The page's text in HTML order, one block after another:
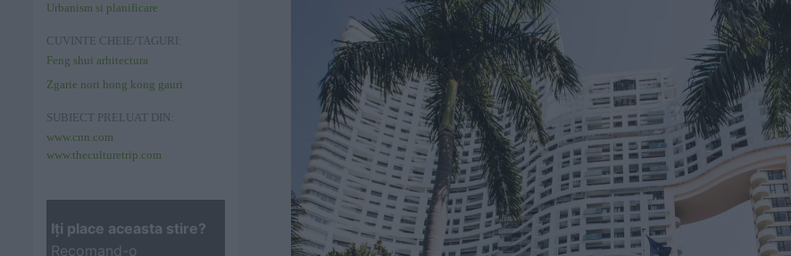
Urbanism si planificare
CUVINTE CHEIE/TAGURI:
Feng shui arhitectura
Zgarie nori hong kong gauri
SUBIECT PRELUAT DIN:
www.cnn.com
www.theculturetrip.com
Iţi place aceasta stire?
Recomand-o